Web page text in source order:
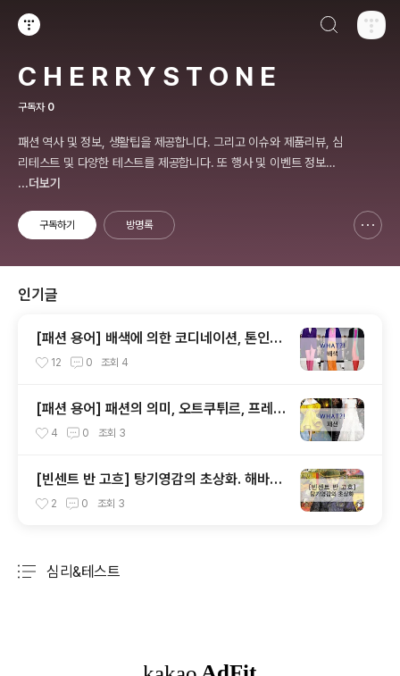
C H E R R Y S T O N E
구독자 0
패션 역사 및 정보, 생활팁을 제공합니다. 그리고 이슈와 제품리뷰, 심
리테스트 및 다양한 테스트를 제공합니다. 또 행사 및 이벤트 정보를
제공합니다.
...더보기
구독하기 방명록
인기글
[패션 용어] 배색에 의한 코디네이션, 톤인톤,
톤온톤, 레피티션,액센트,그라데이션,포카마
12 0 조회 4
[패션 용어] 패션의 의미, 오트쿠튀르, 프레타
포르테, 패드, 클래식, 하이패션, 매스패션, 트
4 0 조회 3
[빈센트 반 고흐] 탕기영감의 초상화. 해바라
기. 꽃병에 꽂힌 14송이 해바라기
2 0 조회 3
심리&테스트